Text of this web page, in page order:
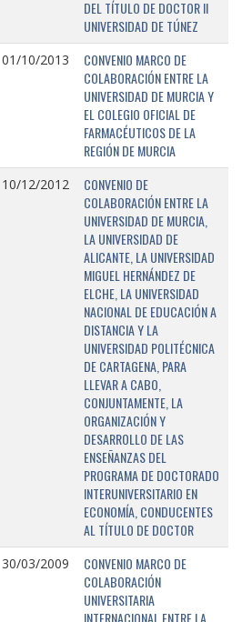
DEL TÍTULO DE DOCTOR II
UNIVERSIDAD DE TÚNEZ
01/10/2013
CONVENIO MARCO DE
COLABORACIÓN ENTRE LA
UNIVERSIDAD DE MURCIA Y
EL COLEGIO OFICIAL DE
FARMACÉUTICOS DE LA
REGIÓN DE MURCIA
10/12/2012
CONVENIO DE
COLABORACIÓN ENTRE LA
UNIVERSIDAD DE MURCIA,
LA UNIVERSIDAD DE
ALICANTE, LA UNIVERSIDAD
MIGUEL HERNÁNDEZ DE
ELCHE, LA UNIVERSIDAD
NACIONAL DE EDUCACIÓN A
DISTANCIA Y LA
UNIVERSIDAD POLITÉCNICA
DE CARTAGENA, PARA
LLEVAR A CABO,
CONJUNTAMENTE, LA
ORGANIZACIÓN Y
DESARROLLO DE LAS
ENSEÑANZAS DEL
PROGRAMA DE DOCTORADO
INTERUNIVERSITARIO EN
ECONOMÍA, CONDUCENTES
AL TÍTULO DE DOCTOR
30/03/2009
CONVENIO MARCO DE
COLABORACIÓN
UNIVERSITARIA
INTERNACIONAL ENTRE LA